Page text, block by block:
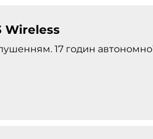
Wireless
17 годин